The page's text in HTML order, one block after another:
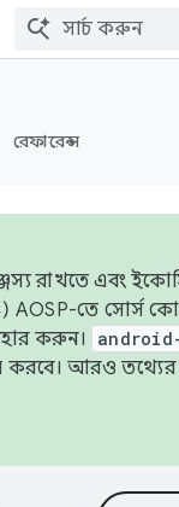
রেফারেন্স
রাখতে এবং
AOSP-তে সোর্স
করুন।
করবে। আরও